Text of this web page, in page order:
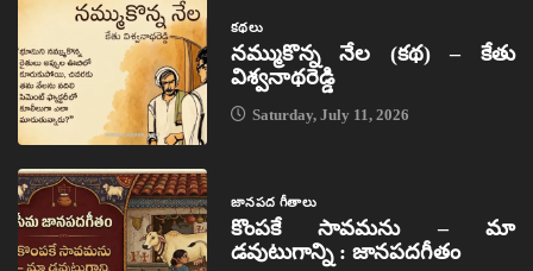
కథలు
నమ్ముకొన్న నేల (కథ) – కేతు
విశ్వనాథరెడ్డి
Saturday, July 11, 2026
జానపద గీతాలు
కొంపకే సావమను – మా
డవుటుగాన్ని : జానపదగీతం